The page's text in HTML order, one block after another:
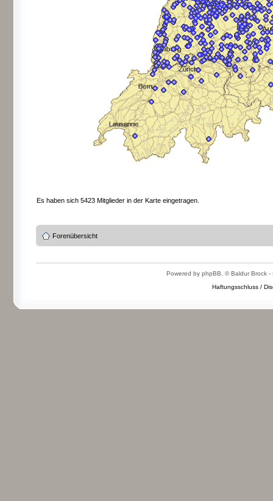
Es haben sich 5423 Mitglieder in der Karte eingetragen.
Forenübersicht
Powered by phpBB, © Baldur Brock -
Haftungsschluss /